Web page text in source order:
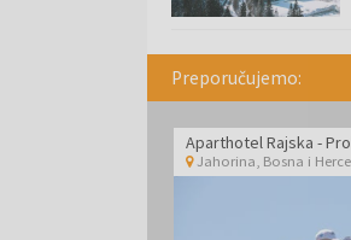
Preporučujemo:
Aparthotel Rajska -
Jahorina, Bosna i